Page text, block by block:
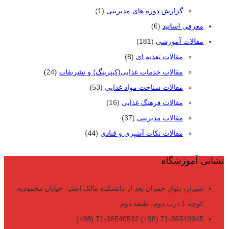
گزارش دوره های مدیریتی (1)
معرفی اساتید (6)
مقالات آموزشی (181)
مقالات تغذیه ای (8)
مقالات خدمات غذایی(کیترینگ) و تشریفات (24)
مقالات شناخت مواد غذایی (53)
مقالات فرهنگ غذایی (16)
مقالات مدیریتی (37)
مقالات نکات آشپزی و قنادی (44)
نشانی آموزشگاه
شیراز، بلوار چمران بعد از دانشکده مالک اشتر، خیابان محمودیه،
کوچه 1 درب دوم، طبقه دوم
71-36540945 (98+) 71-36540532 (98+)